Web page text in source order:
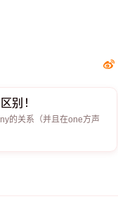
别！
的关系（并且在one方声